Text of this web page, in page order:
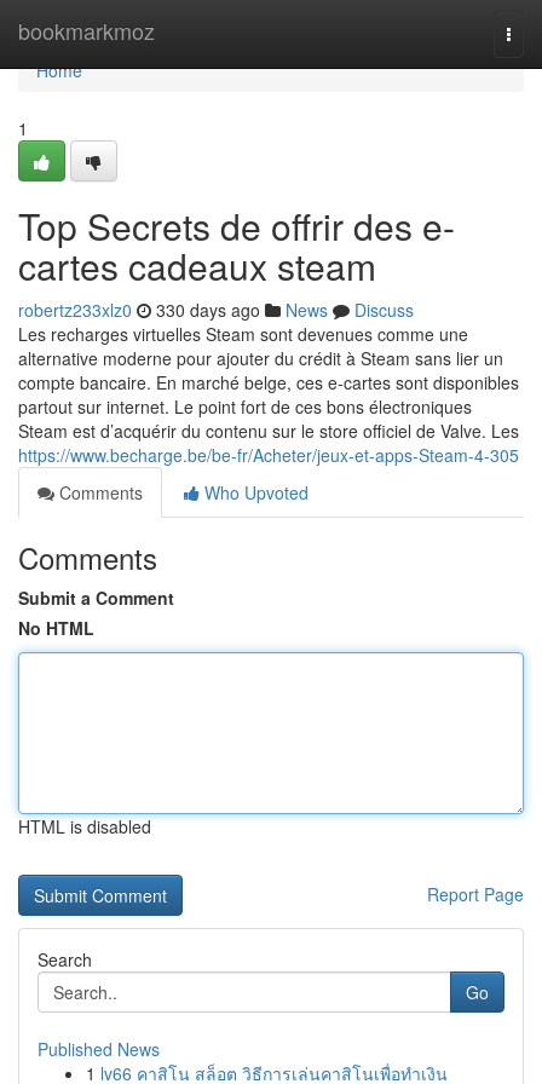
bookmarkmoz
Home
Home
1
Top Secrets de offrir des e-
cartes cadeaux steam
robertz233xlz0 330 days ago News
Discuss
Les recharges virtuelles Steam sont devenues comme une
alternative moderne pour ajouter du crédit à Steam sans lier un
compte bancaire. En marché belge, ces e-cartes sont disponibles
partout sur internet. Le point fort de ces bons électroniques
Steam est d’acquérir du contenu sur le store officiel de Valve. Les
https://www.becharge.be/be-fr/Acheter/jeux-et-apps-Steam-4-305
Comments
Who Upvoted
Comments
Submit a Comment
No HTML
HTML is disabled
Report Page
Search
Go
Published News
1 lv66 คาสิโน สล็อต วิธีการเล่นคาสิโนเพื่อทำเงิน